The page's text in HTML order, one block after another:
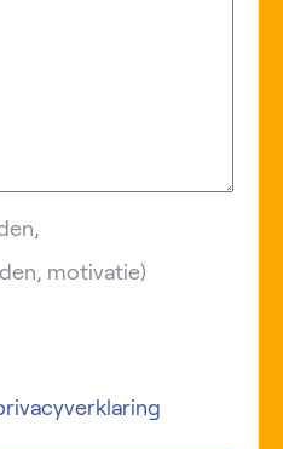
motivatie)